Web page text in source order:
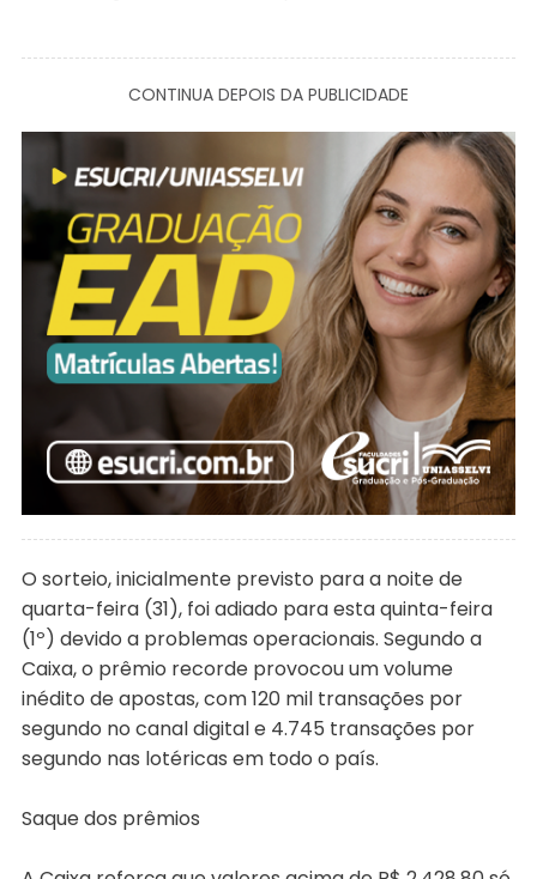
CONTINUA DEPOIS DA PUBLICIDADE
O sorteio, inicialmente previsto para a noite de
quarta-feira (31), foi adiado para esta quinta-feira
(1º) devido a problemas operacionais. Segundo a
Caixa, o prêmio recorde provocou um volume
inédito de apostas, com 120 mil transações por
segundo no canal digital e 4.745 transações por
segundo nas lotéricas em todo o país.
Saque dos prêmios